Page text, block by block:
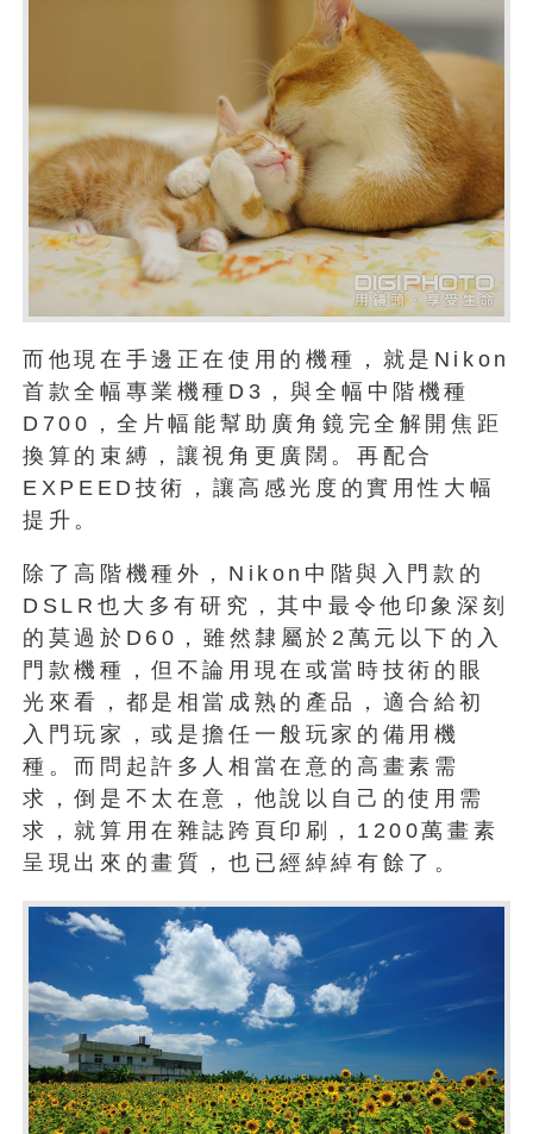
而他現在手邊正在使用的機種，就是Nikon
首款全幅專業機種D3，與全幅中階機種
D700，全片幅能幫助廣角鏡完全解開焦距
換算的束縛，讓視角更廣闊。再配合
EXPEED技術，讓高感光度的實用性大幅
提升。
除了高階機種外，Nikon中階與入門款的
DSLR也大多有研究，其中最令他印象深刻
的莫過於D60，雖然隸屬於2萬元以下的入
門款機種，但不論用現在或當時技術的眼
光來看，都是相當成熟的產品，適合給初
入門玩家，或是擔任一般玩家的備用機
種。而問起許多人相當在意的高畫素需
求，倒是不太在意，他說以自己的使用需
求，就算用在雜誌跨頁印刷，1200萬畫素
呈現出來的畫質，也已經綽綽有餘了。